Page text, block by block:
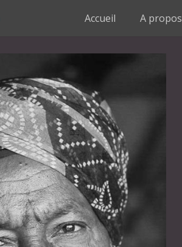
Accueil A propos